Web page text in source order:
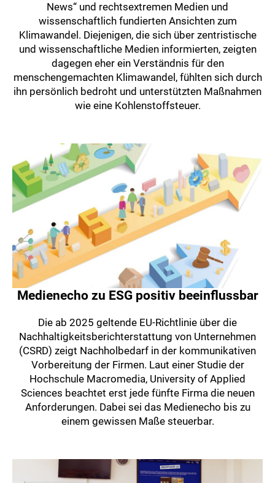
News“ und rechtsextremen Medien und
wissenschaftlich fundierten Ansichten zum
Klimawandel. Diejenigen, die sich über zentristische
und wissenschaftliche Medien informierten, zeigten
dagegen eher ein Verständnis für den
menschengemachten Klimawandel, fühlten sich durch
ihn persönlich bedroht und unterstützten Maßnahmen
wie eine Kohlenstoffsteuer.
Medienecho zu ESG positiv beeinflussbar
Die ab 2025 geltende EU-Richtlinie über die
Nachhaltigkeitsberichterstattung von Unternehmen
(CSRD) zeigt Nachholbedarf in der kommunikativen
Vorbereitung der Firmen. Laut einer Studie der
Hochschule Macromedia, University of Applied
Sciences beachtet erst jede fünfte Firma die neuen
Anforderungen. Dabei sei das Medienecho bis zu
einem gewissen Maße steuerbar.